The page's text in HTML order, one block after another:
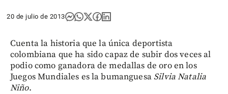
20 de julio de 2013
Cuenta la historia que la única deportista
colombiana que ha sido capaz de subir dos veces al
podio como ganadora de medallas de oro en los
Juegos Mundiales es la bumanguesa Silvia Natalia
Niño.